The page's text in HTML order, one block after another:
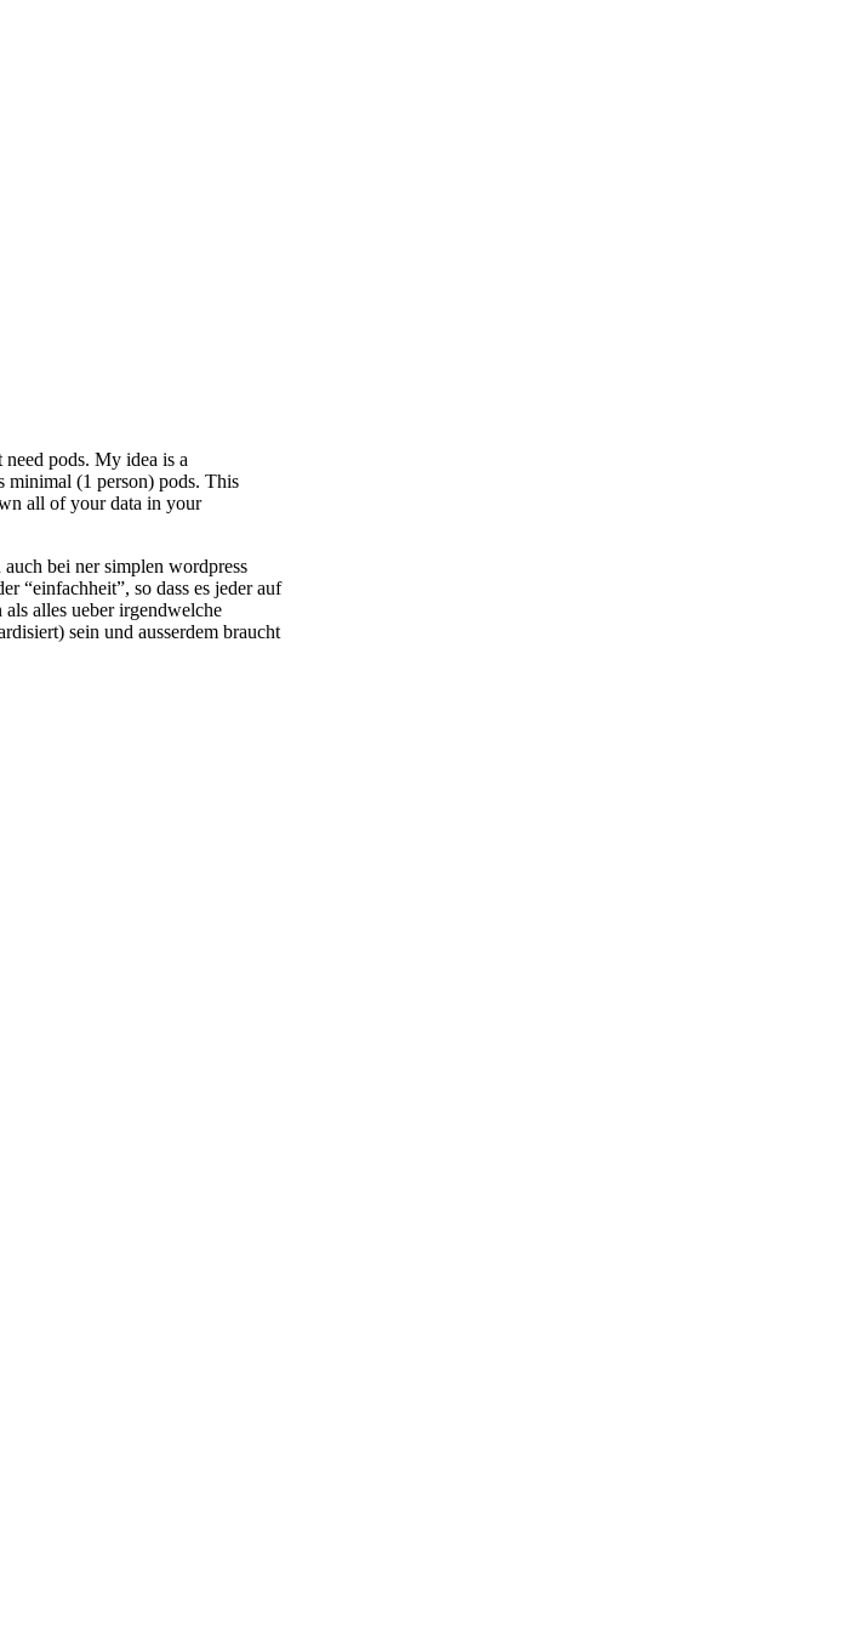
pods. My idea is a
minimal (1 person) pods. This
all of your data in your
bei ner simplen wordpress
“einfachheit”, so dass es jeder auf
alles ueber irgendwelche
sein und ausserdem braucht